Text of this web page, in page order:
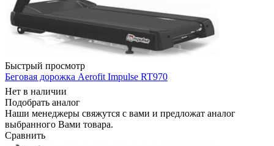
Быстрый просмотр
Беговая дорожка Aerofit Impulse RT970
Нет в наличии
Подобрать аналог
Наши менеджеры свяжутся с вами и предложат аналог
выбранного Вами товара.
Сравнить